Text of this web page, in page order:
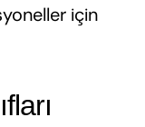
için